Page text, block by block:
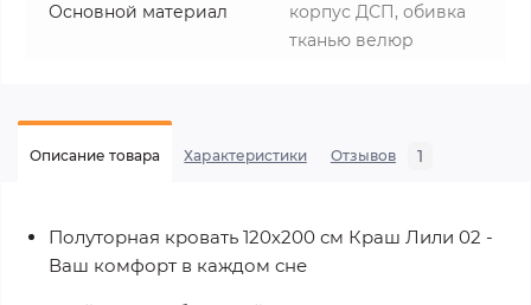
Основной материал
корпус ДСП, обивка
тканью велюр
Описание товара Характеристики Отзывов 1
Полуторная кровать 120х200 см Краш Лили 02 -
Ваш комфорт в каждом сне